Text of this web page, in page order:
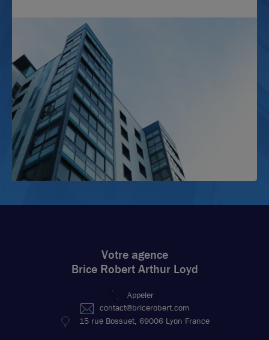
Votre agence
Brice Robert Arthur Loyd
Appeler
contact@bricerobert.com
15 rue Bossuet, 69006 Lyon France